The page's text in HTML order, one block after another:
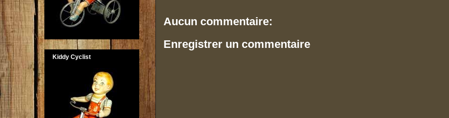
Aucun commentaire:
Enregistrer un commentaire
Kiddy Cyclist